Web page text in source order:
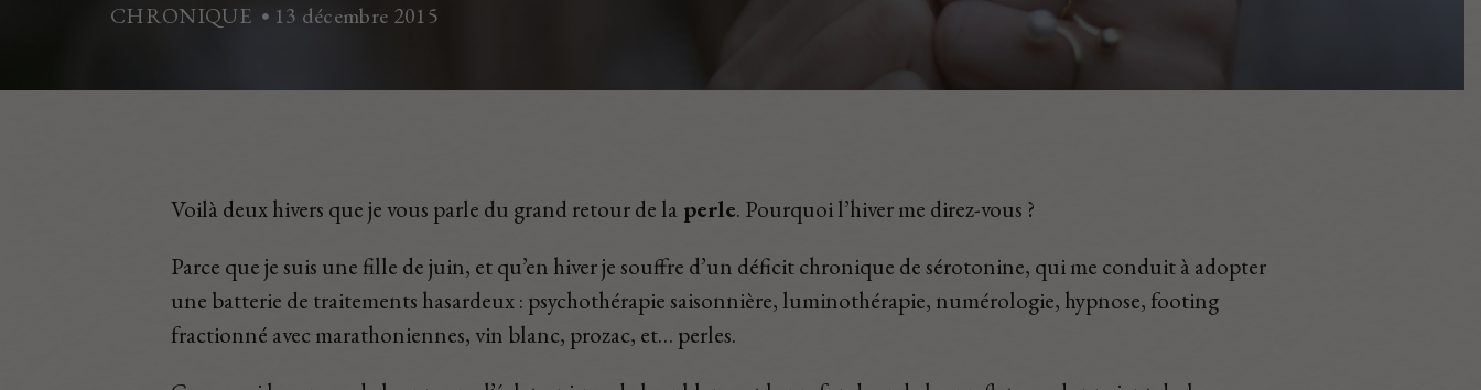
CHRONIQUE 13 décembre 2015
Voilà deux hivers que je vous parle du grand retour de la perle. Pourquoi l’hiver me direz-vous ?
Parce que je suis une fille de juin, et qu’en hiver je souffre d’un déficit chronique de sérotonine, qui me conduit à adopter
une batterie de traitements hasardeux : psychothérapie saisonnière, luminothérapie, numérologie, hypnose, footing
fractionné avec marathoniennes, vin blanc, prozac, et… perles.